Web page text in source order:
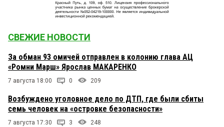
СВЕЖИЕ НОВОСТИ
За обман 93 омичей отправлен в колонию глава АЦ
«Ромни Марш» Ярослав МАКАРЕНКО
7 августа 18:00 0 209
Возбуждено уголовное дело по ДТП, где были сбиты
семь человек на «островке безопасности»
7 августа 17:30 3 248